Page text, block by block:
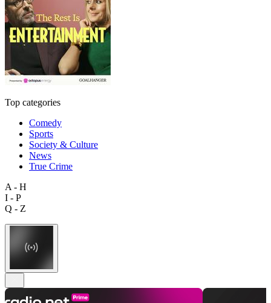
Top categories
Comedy
Sports
Society & Culture
News
True Crime
A - H
I - P
Q - Z